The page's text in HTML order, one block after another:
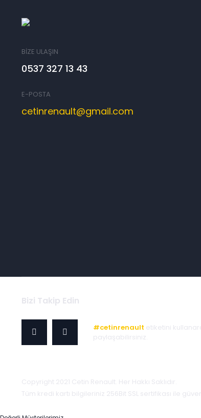
BİZE ULAŞIN
0537 327 13 43
E-POSTA
cetinrenault@gmail.com
Bizi Takip Edin
#cetinrenault etiketini
paylaşabilirsiniz.
Copyright 2021 Cetin Renault. Her Hakkı Saklıdır.
Tüm kredi kartı bilgileriniz 256Bit SSL sertifikası ile